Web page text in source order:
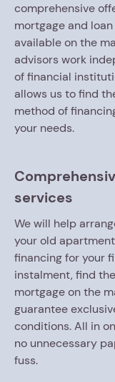
comprehensive
mortgage and
available on the
advisors work
of financial
allows us to find
method of
your needs.
services
We will help
your old
financing for your
instalment, find
mortgage on the
guarantee
conditions. All in
no unnecessary
fuss.